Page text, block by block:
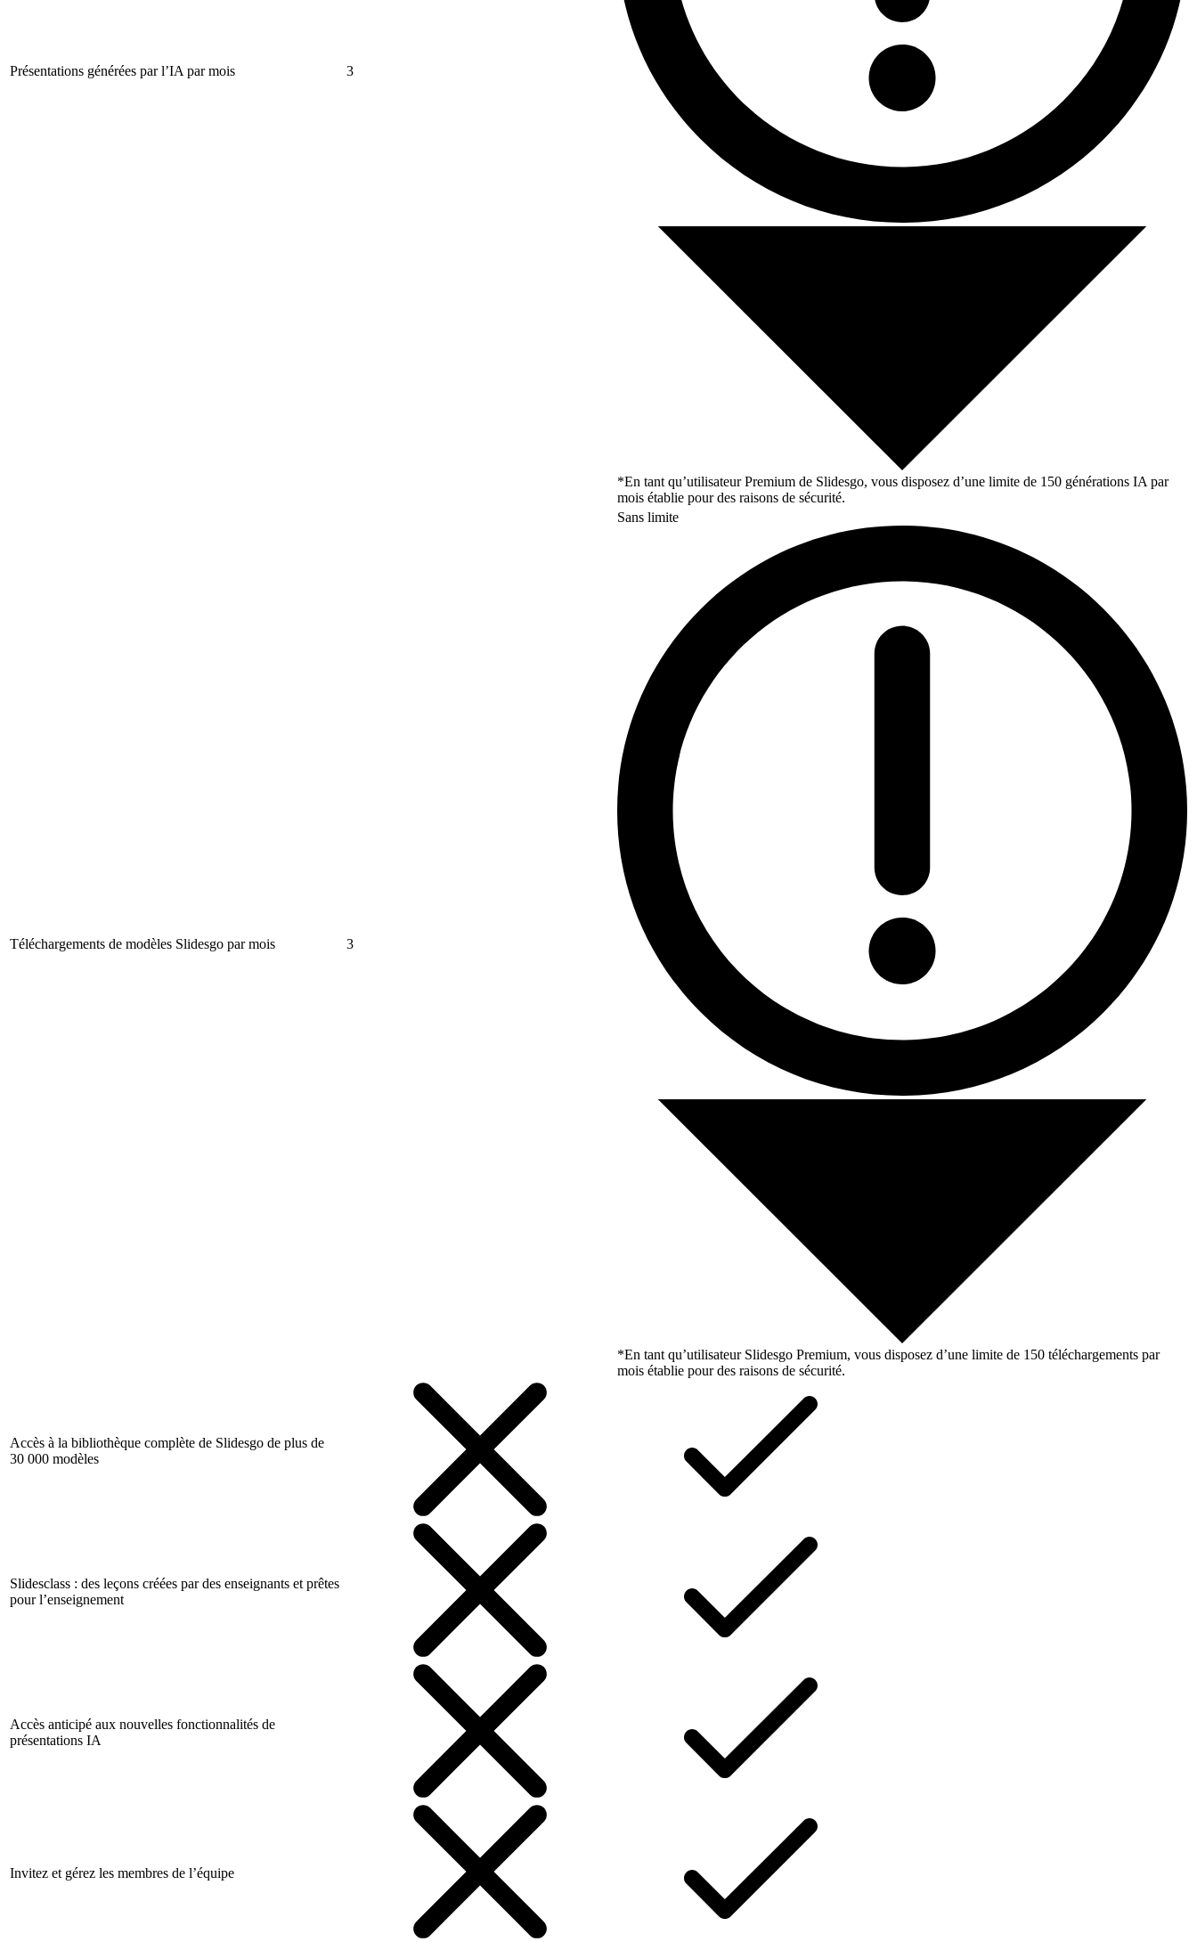
Présentations générées par l’IA par mois 3
*En tant qu’utilisateur Premium de Slidesgo, vous disposez d’une limite de 150 générations IA par
mois établie pour des raisons de sécurité.
Téléchargements de modèles Slidesgo par mois 3
Sans limite
*En tant qu’utilisateur Slidesgo Premium, vous disposez d’une limite de 150 téléchargements par
mois établie pour des raisons de sécurité.
Accès à la bibliothèque complète de Slidesgo de plus de
30 000 modèles
Slidesclass : des leçons créées par des enseignants et prêtes
pour l’enseignement
Accès anticipé aux nouvelles fonctionnalités de
présentations IA
Invitez et gérez les membres de l’équipe